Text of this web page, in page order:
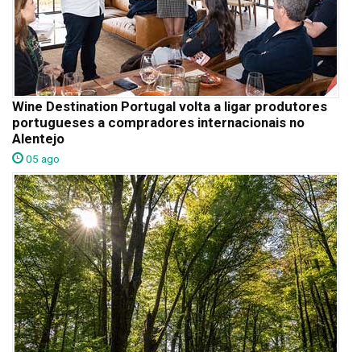
Wine Destination Portugal volta a ligar produtores
portugueses a compradores internacionais no
Alentejo
05 ago